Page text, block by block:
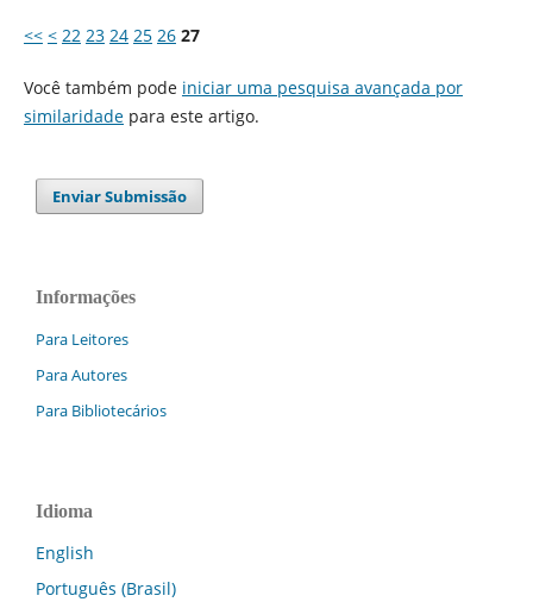
<< < 22 23 24 25 26 27
Você também pode iniciar uma pesquisa avançada por
similaridadepara este artigo.
Enviar Submissão
Informações
Para Leitores
Para Autores
Para Bibliotecários
Idioma
English
Português (Brasil)